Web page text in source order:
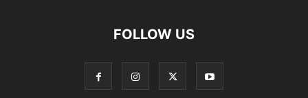
FOLLOW US